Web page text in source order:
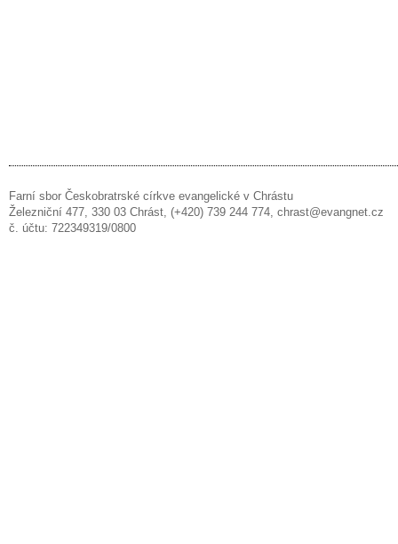
Farní sbor Českobratrské církve evangelické v Chrástu
Železniční 477, 330 03 Chrást, (+420) 739 244 774, chrast@evangnet.cz
č. účtu: 722349319/0800